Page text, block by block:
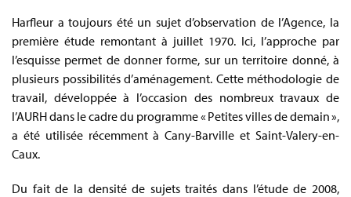
Harfleur a toujours été un sujet d’observation de l’Agence, la
première étude remontant à juillet 1970. Ici, l’approche par
l’esquisse permet de donner forme, sur un territoire donné, à
plusieurs possibilités d’aménagement. Cette méthodologie de
travail, développée à l’occasion des nombreux travaux de
l’AURH dans le cadre du programme « Petites villes de demain »,
a été utilisée récemment à Cany-Barville et Saint-Valery-en-
Caux.
Du fait de la densité de sujets traités dans l’étude de 2008,